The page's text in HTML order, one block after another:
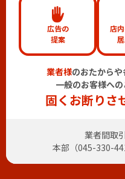
広告の
提案
店
業者様のおたからや
一般のお客様への
固くお断りさ
業者間取
本部（045-330-